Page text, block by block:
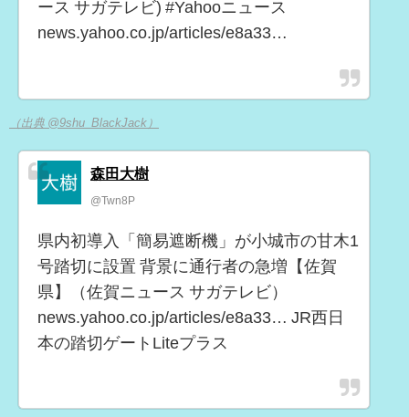
ース サガテレビ) #Yahooニュース
news.yahoo.co.jp/articles/e8a33…
（出典 @9shu_BlackJack）
森田大樹
@Twn8P
県内初導入「簡易遮断機」が小城市の甘木1
号踏切に設置 背景に通行者の急増【佐賀
県】（佐賀ニュース サガテレビ）
news.yahoo.co.jp/articles/e8a33… JR西日
本の踏切ゲートLiteプラス